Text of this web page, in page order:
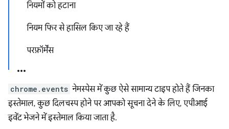
नियमों को हटाना
नियम फिर से हासिल किए जा रहे हैं
परफ़ॉर्मेंस
chrome.events नेमस्पेस में कुछ ऐसे सामान्य टाइप होते हैं जिनका
इस्तेमाल, कुछ दिलचस्प होने पर आपको सूचना देने के लिए, एपीआई
इवेंट भेजने में इस्तेमाल किया जाता है.